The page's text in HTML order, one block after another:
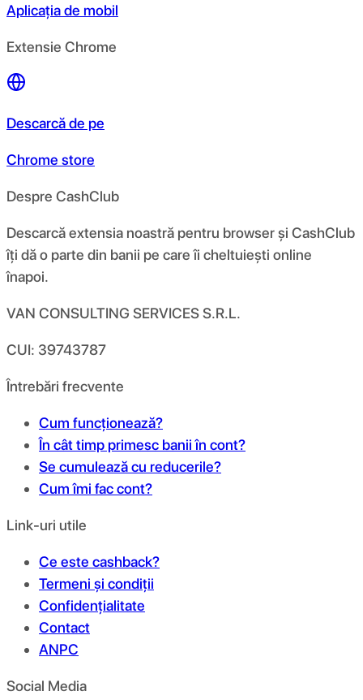
Aplicația de mobil
Extensie Chrome
Descarcă de pe
Chrome store
Despre CashClub
Descarcă extensia noastră pentru browser și CashClub
îți dă o parte din banii pe care îi cheltuiești online
înapoi.
VAN CONSULTING SERVICES S.R.L.
CUI: 39743787
Întrebări frecvente
Cum funcționează?
În cât timp primesc banii în cont?
Se cumulează cu reducerile?
Cum îmi fac cont?
Link-uri utile
Ce este cashback?
Termeni și condiții
Confidențialitate
Contact
ANPC
Social Media